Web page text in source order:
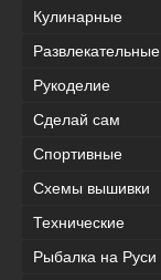
Кулинарные
Развлекательные
Рукоделие
Сделай сам
Спортивные
Схемы вышивки
Технические
Рыбалка на Руси